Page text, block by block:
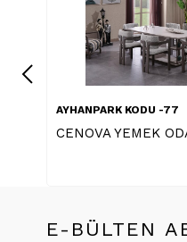
AYHANPARK KODU -77
MONZA YEMEK
E-BÜLTEN